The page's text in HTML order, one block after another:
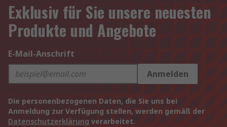
Exklusiv für Sie unsere neuesten
Produkte und Angebote
E-Mail-Anschrift
Anmelden
Die personenbezogenen Daten, die Sie uns bei
Anmeldung zur Verfügung stellen, werden gemäß der
Datenschutzerklärung verarbeitet.